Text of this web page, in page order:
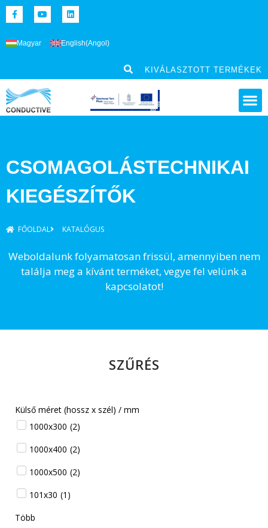
Magyar English(Angol )
KIVÁLASZTOTT TERMÉKEK
CSOMAGOLÁSTECHNIKAI
KIEGÉSZÍTŐK
FŐOLDAL KATALÓGUS
Weboldalunk folyamatosan frissül, amennyiben nem
találja meg a kívánt terméket, vegye fel velünk a
kapcsolatot!
SZŰRÉS
Külső méret (hossz x szél) / mm
1000x300 (2)
1000x400 (2)
1000x500 (2)
101x30 (1 )
Több